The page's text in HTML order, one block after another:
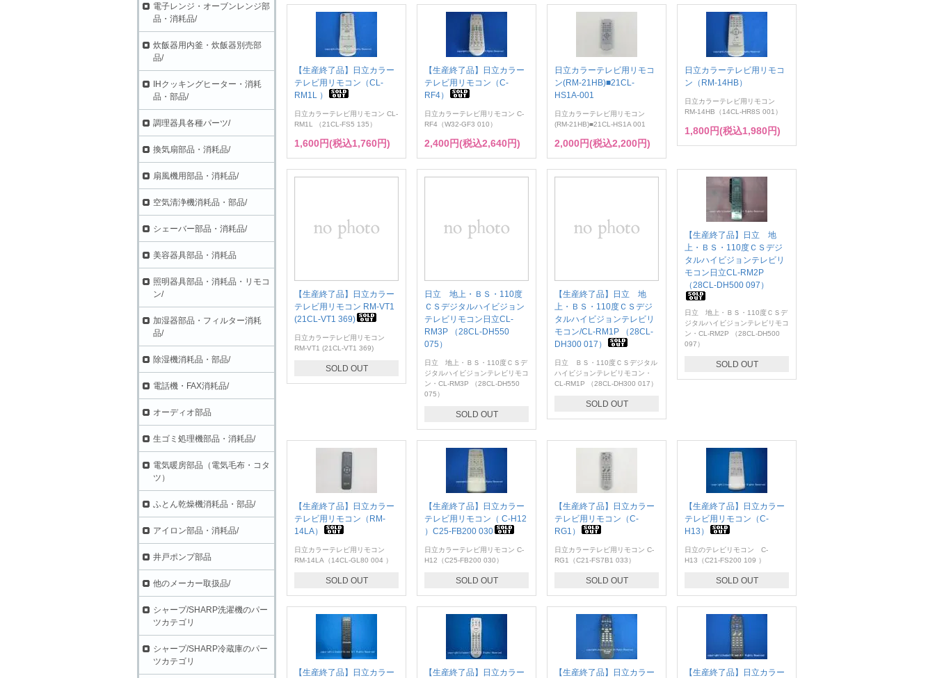
【生産終了品】日立カラー
テレビ用リモコン（CL-
RM1L ）
日立カラーテレビ用リモコン CL-
RM1L （21CL-FS5 135）
1,600円(税込1,760円)
【生産終了品】日立カラー
テレビ用リモコン（C-
RF4）
日立カラーテレビ用リモコン C-
RF4（W32-GF3 010）
2,400円(税込2,640円)
日立カラーテレビ用リモコ
ン(RM-21HB)■21CL-
HS1A-001
日立カラーテレビ用リモコン
(RM-21HB)■21CL-HS1A 001
2,000円(税込2,200円)
日立カラーテレビ用リモコ
ン（RM-14HB）
日立カラーテレビ用リモコン
RM-14HB（14CL-HR8S 001）
1,800円(税込1,980円)
【生産終了品】日立カラー
テレビ用リモコン RM-VT1
(21CL-VT1 369)
日立カラーテレビ用リモコン
RM-VT1 (21CL-VT1 369)
SOLD OUT
日立 地上・ＢＳ・110度
ＣＳデジタルハイビジョン
テレビリモコン日立CL-
RM3P （28CL-DH550
075）
日立 地上・ＢＳ・110度ＣＳデ
ジタルハイビジョンテレビリモコ
ン・CL-RM3P （28CL-DH550
075）
SOLD OUT
【生産終了品】日立 地
上・ＢＳ・110度ＣＳデジ
タルハイビジョンテレビリ
モコン/CL-RM1P （28CL-
DH300 017）
日立 ＢＳ・110度ＣＳデジタル
ハイビジョンテレビリモコン・
CL-RM1P （28CL-DH300 017）
SOLD OUT
【生産終了品】日立 地
上・ＢＳ・110度ＣＳデジ
タルハイビジョンテレビリ
モコン日立CL-RM2P
（28CL-DH500 097）
日立 地上・ＢＳ・110度ＣＳデ
ジタルハイビジョンテレビリモコ
ン・CL-RM2P （28CL-DH500
097）
SOLD OUT
【生産終了品】日立カラー
テレビ用リモコン（RM-
14LA）
日立カラーテレビ用リモコン
RM-14LA（14CL-GL80 004 ）
SOLD OUT
【生産終了品】日立カラー
テレビ用リモコン（ C-H12
）C25-FB200 030
日立カラーテレビ用リモコン C-
H12（C25-FB200 030）
SOLD OUT
【生産終了品】日立カラー
テレビ用リモコン（C-
RG1）
日立カラーテレビ用リモコン C-
RG1（C21-FS7B1 033）
SOLD OUT
【生産終了品】日立カラー
テレビ用リモコン（C-
H13）
日立のテレビリモコン C-
H13（C21-FS200 109 ）
SOLD OUT
【生産終了品】日立カラー
【生産終了品】日立カラー
【生産終了品】日立カラー
【生産終了品】日立カラー
電子レンジ・オーブンレンジ部
品・消耗品/
炊飯器用内釜・炊飯器別売部
品/
IHクッキングヒーター・消耗
品・部品/
調理器具各種パーツ/
換気扇部品・消耗品/
扇風機用部品・消耗品/
空気清浄機消耗品・部品/
シェーバー部品・消耗品/
美容器具部品・消耗品
照明器具部品・消耗品・リモコ
ン/
加湿器部品・フィルター消耗
品/
除湿機消耗品・部品/
電話機・FAX消耗品/
オーディオ部品
生ゴミ処理機部品・消耗品/
電気暖房部品（電気毛布・コタ
ツ）
ふとん乾燥機消耗品・部品/
アイロン部品・消耗品/
井戸ポンプ部品
他のメーカー取扱品/
シャープ/SHARP洗濯機のパー
ツカテゴリ
シャープ/SHARP冷蔵庫のパー
ツカテゴリ